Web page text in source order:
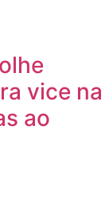
vice na
ao